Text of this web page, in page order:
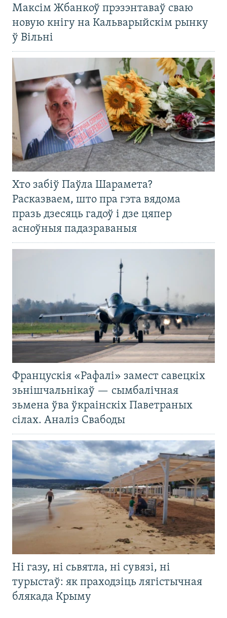
Максім Жбанкоў прэзэнтаваў сваю
новую кнігу на Кальварыйскім рынку
ў Вільні
Хто забіў Паўла Шарамета?
Расказваем, што пра гэта вядома
празь дзесяць гадоў і дзе цяпер
асноўныя падазраваныя
Францускія «Рафалі» замест савецкіх
зьнішчальнікаў — сымбалічная
зьмена ўва ўкраінскіх Паветраных
сілах. Аналіз Свабоды
Ні газу, ні сьвятла, ні сувязі, ні
турыстаў: як праходзіць лягістычная
блякада Крыму